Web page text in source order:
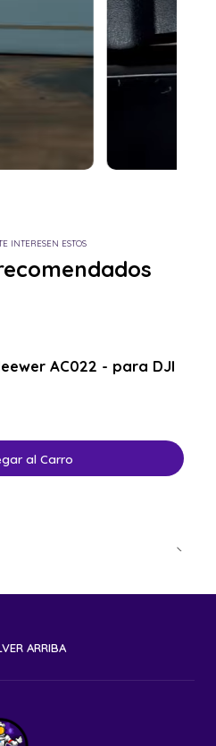
INTERESEN ESTOS
AC022 - para DJI
al Carro
ARRIBA